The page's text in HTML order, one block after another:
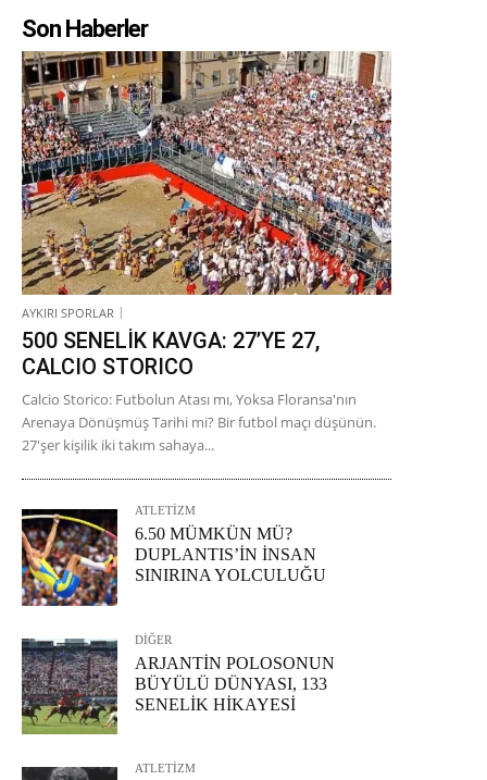
Son Haberler
AYKIRI SPORLAR
500 SENELİK KAVGA: 27’YE 27,
CALCIO STORICO
Calcio Storico: Futbolun Atası mı, Yoksa Floransa'nın
Arenaya Dönüşmüş Tarihi mi? Bir futbol maçı düşünün.
27'şer kişilik iki takım sahaya...
ATLETİZM
6.50 MÜMKÜN MÜ?
DUPLANTIS’İN İNSAN
SINIRINA YOLCULUĞU
DİĞER
ARJANTİN POLOSONUN
BÜYÜLÜ DÜNYASI, 133
SENELİK HİKAYESİ
ATLETİZM